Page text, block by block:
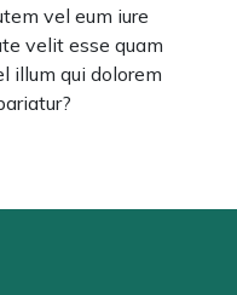
vel eum iure
velit esse quam
illum qui dolorem